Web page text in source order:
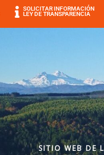
SOLICITAR INFORMACIÓN
LEY DE TRANSPARENCIA
SITIO WEB DE